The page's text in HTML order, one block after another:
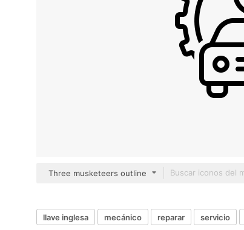
Three musketeers outline
llave inglesa mecánico reparar servicio